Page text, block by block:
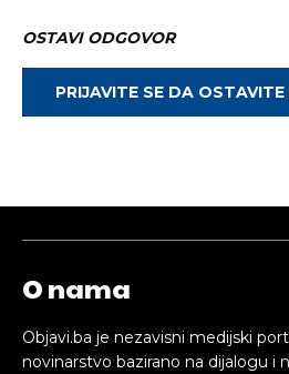
OSTAVI ODGOVOR
PRIJAVITE SE DA
O nama
Objavi.ba je nezavisni medijski
novinarstvo bazirano na dijalogu i